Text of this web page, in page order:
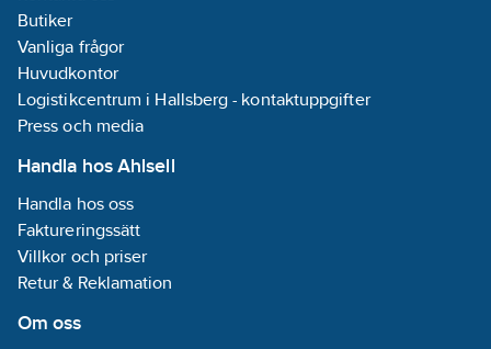
Butiker
Vanliga frågor
Huvudkontor
Logistikcentrum i Hallsberg - kontaktuppgifter
Press och media
Handla hos Ahlsell
Handla hos oss
Faktureringssätt
Villkor och priser
Retur & Reklamation
Om oss